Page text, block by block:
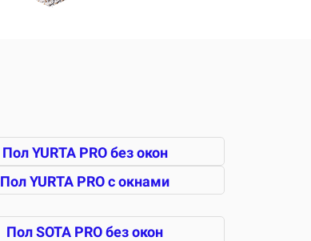
Пол YURTA PRO без окон
Пол YURTA PRO с окнами
Пол SOTA PRO без окон